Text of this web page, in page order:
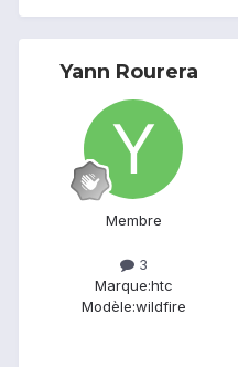
Yann Rourera
Membre
3
Marque:htc
Modèle:wildfire